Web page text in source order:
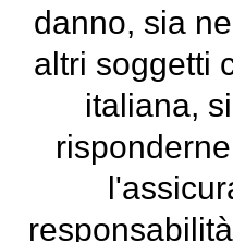
danno, sia
altri soggetti
italiana,